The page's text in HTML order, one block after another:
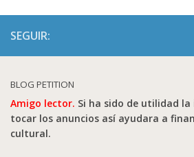
SEGUIR:
BLOG PETITION
Amigo lector. Si ha sido de utilidad
tocar los anuncios así ayudara a
cultural.